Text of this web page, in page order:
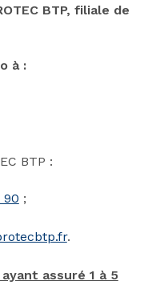
BTP, filiale de
à :
BTP :
90 ;
.
assuré 1 à 5